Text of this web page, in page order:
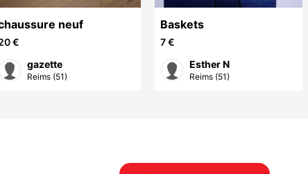
neuf
€
gazette
Reims (51)
Baskets
7 €
Esther N
Reims (51)